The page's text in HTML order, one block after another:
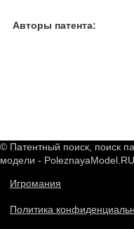
Авторы патента:
© Патентный поиск, поиск
модели -
Игромания
Политика